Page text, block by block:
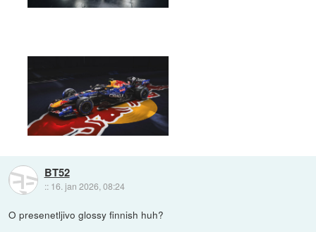
BT52
:: 16. jan 2026, 08:24
O presenetljivo glossy finnish huh?